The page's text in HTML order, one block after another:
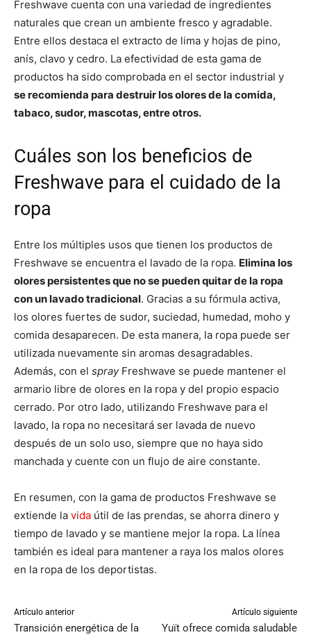
Freshwave cuenta con una variedad de ingredientes
naturales que crean un ambiente fresco y agradable.
Entre ellos destaca el extracto de lima y hojas de pino,
anís, clavo y cedro. La efectividad de esta gama de
productos ha sido comprobada en el sector industrial y
se recomienda para destruir los olores de la comida,
tabaco, sudor, mascotas, entre otros.
Cuáles son los beneficios de
Freshwave para el cuidado de la
ropa
Entre los múltiples usos que tienen los productos de
Freshwave se encuentra el lavado de la ropa. Elimina los
olores persistentes que no se pueden quitar de la ropa
con un lavado tradicional. Gracias a su fórmula activa,
los olores fuertes de sudor, suciedad, humedad, moho y
comida desaparecen. De esta manera, la ropa puede ser
utilizada nuevamente sin aromas desagradables.
Además, con el spray Freshwave se puede mantener el
armario libre de olores en la ropa y del propio espacio
cerrado. Por otro lado, utilizando Freshwave para el
lavado, la ropa no necesitará ser lavada de nuevo
después de un solo uso, siempre que no haya sido
manchada y cuente con un flujo de aire constante.
En resumen, con la gama de productos Freshwave se
extiende la vida útil de las prendas, se ahorra dinero y
tiempo de lavado y se mantiene mejor la ropa. La línea
también es ideal para mantener a raya los malos olores
en la ropa de los deportistas.
Artículo anterior
Transición energética de la
Artículo siguiente
Yuït ofrece comida saludable